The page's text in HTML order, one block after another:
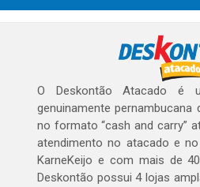
O Deskontão Atacado é
genuinamente
no formato “cash and carry”
atendimento no atacado e
KarneKeijo e com mais de
Deskontão possui 4 lojas